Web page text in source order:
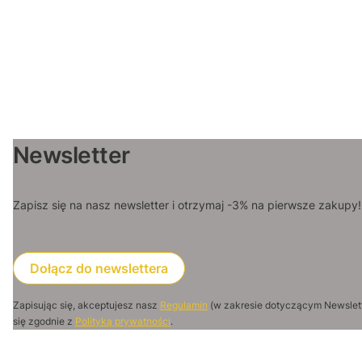
Newsletter
Zapisz się na nasz newsletter i otrzymaj -3% na pierwsze zakupy!
Dołącz do newslettera
Zapisując się, akceptujesz nasz Regulamin (w zakresie dotyczącym
się zgodnie z Polityką prywatności.